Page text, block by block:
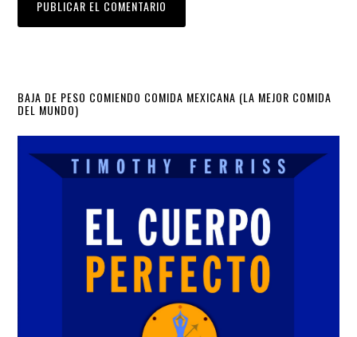
Primary
Sidebar
BAJA DE PESO COMIENDO COMIDA MEXICANA (LA MEJOR COMIDA
DEL MUNDO)